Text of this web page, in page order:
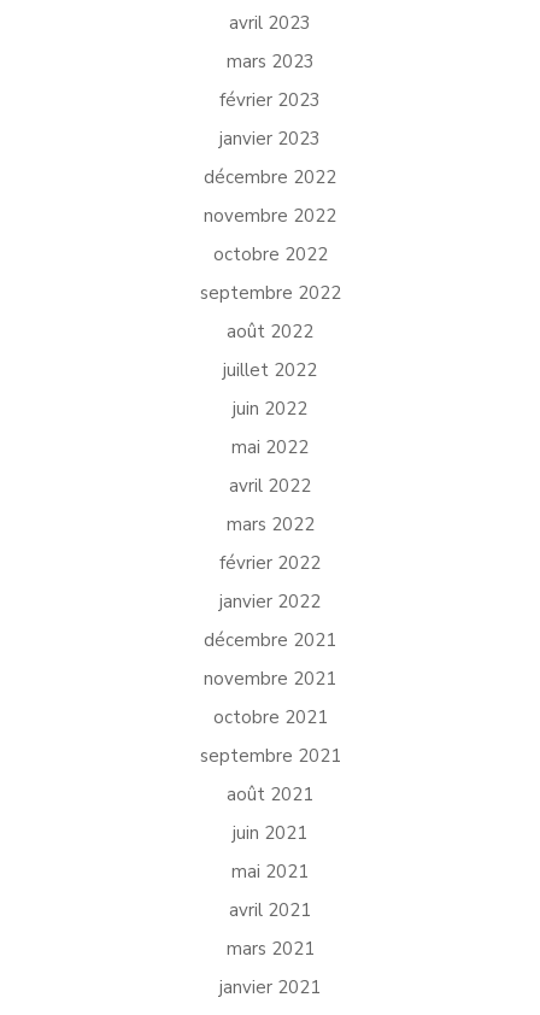
avril 2023
mars 2023
février 2023
janvier 2023
décembre 2022
novembre 2022
octobre 2022
septembre 2022
août 2022
juillet 2022
juin 2022
mai 2022
avril 2022
mars 2022
février 2022
janvier 2022
décembre 2021
novembre 2021
octobre 2021
septembre 2021
août 2021
juin 2021
mai 2021
avril 2021
mars 2021
janvier 2021